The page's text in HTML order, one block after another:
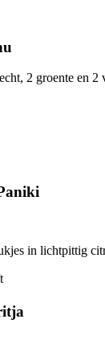
2 groente en 2
in lichtpittig